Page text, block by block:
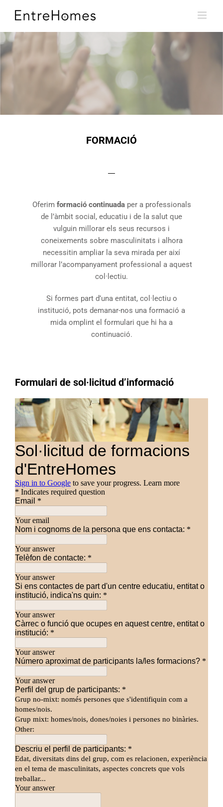
FORMACIÓ
Oferim formació continuadaper a professionals
de l’àmbit social, educatiu i de la salut que
vulguin millorar els seus recursos i
coneixements sobre masculinitats i alhora
necessitin ampliar la seva mirada per així
millorar l’acompanyament professional a aquest
col·lectiu.
Si formes part d’una entitat, col·lectiu o
institució, pots demanar-nos una formació a
mida omplint el formulari que hi ha a
continuació.
Formulari de sol·licitud d’informació